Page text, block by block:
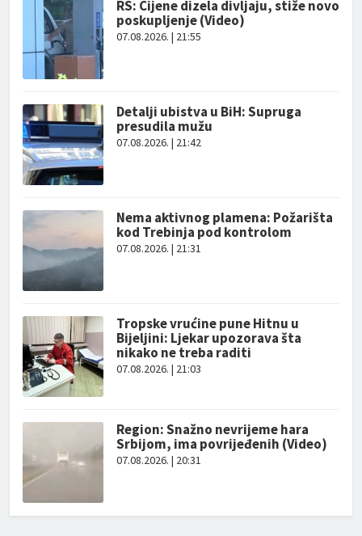
RS: Cijene dizela divljaju, stiže novo
poskupljenje (Video)
07.08.2026. | 21:55
Detalji ubistva u BiH: Supruga
presudila mužu
07.08.2026. | 21:42
Nema aktivnog plamena: Požarišta
kod Trebinja pod kontrolom
07.08.2026. | 21:31
Tropske vrućine pune Hitnu u
Bijeljini: Ljekar upozorava šta
nikako ne treba raditi
07.08.2026. | 21:03
Region: Snažno nevrijeme hara
Srbijom, ima povrijeđenih (Video)
07.08.2026. | 20:31